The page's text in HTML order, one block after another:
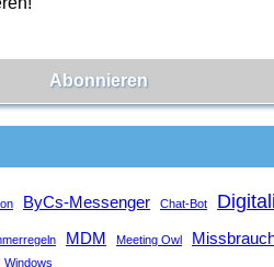
ByCs-Messenger Chat-Bot
MDM Meeting Owl
Windows